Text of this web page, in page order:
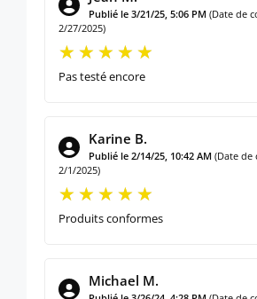
Publié le 3/21/25, 5:06 PM (Date de
2/27/2025)
Pas testé encore
Karine B.
Publié le 2/14/25, 10:42 AM (Date de
2/1/2025)
Produits conformes
Michael M.